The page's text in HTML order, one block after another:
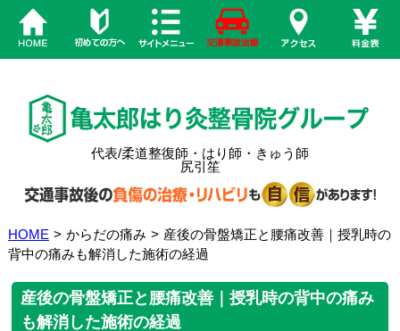
代表/柔道整復師・はり師・きゅう師
尻引笙
HOME > からだの痛み > 産後の骨盤矯正と腰痛改善｜授乳時の
背中の痛みも解消した施術の経過
産後の骨盤矯正と腰痛改善｜授乳時の背中の痛み
も解消した施術の経過